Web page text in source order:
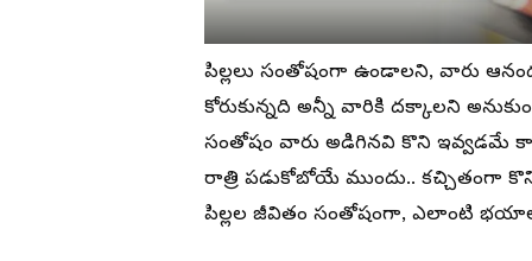
పిల్లలు సంతోషంగా ఉండాలని, వారు
కోరుకున్నది అన్నీ వారికి దక్కాలని
సంతోషం వారు అడిగినవి కొని ఇవ్వడమే
రాత్రి పడుకోబోయే ముందు.. కచ్చితంగా
పిల్లల జీవితం సంతోషంగా, ఎలాంటి